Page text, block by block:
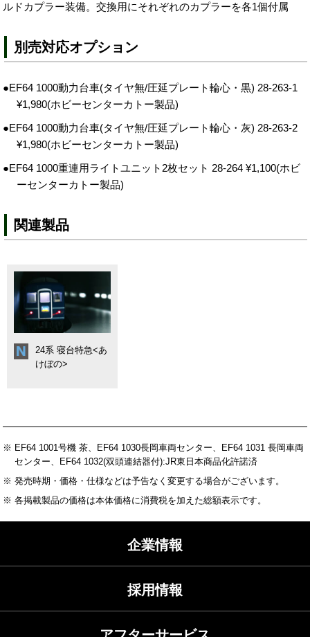
ルドカプラー装備。交換用にそれぞれのカプラーを各1個付属
別売対応オプション
●EF64 1000動力台車(タイヤ無/圧延プレート輪心・黒) 28-263-1
¥1,980(ホビーセンターカトー製品)
●EF64 1000動力台車(タイヤ無/圧延プレート輪心・灰) 28-263-2
¥1,980(ホビーセンターカトー製品)
●EF64 1000重連用ライトユニット2枚セット 28-264 ¥1,100(ホビ
ーセンターカトー製品)
関連製品
24系 寝台特急<あ
けぼの>
※ EF64 1001号機 茶、EF64 1030長岡車両センター、EF64 1031 長岡車両
センター、EF64 1032(双頭連結器付):JR東日本商品化許諾済
※ 発売時期・価格・仕様などは予告なく変更する場合がございます。
※ 各掲載製品の価格は本体価格に消費税を加えた総額表示です。
企業情報
採用情報